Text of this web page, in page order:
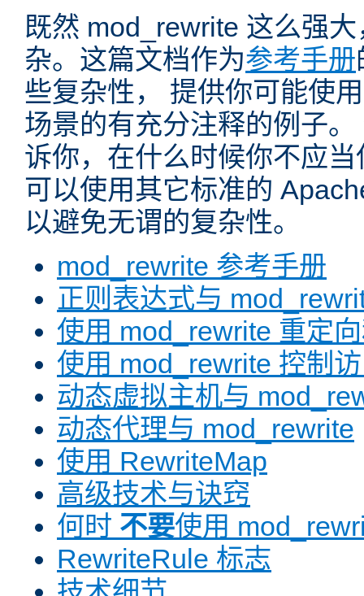
既然 mod_rewrite 这么强
杂。这篇文档作为参考手册
些复杂性， 提供你可能使
场景的有充分注释的例子
诉你，在什么时候你不应
可以使用其它标准的
以避免无谓的复杂性。
mod_rewrite 参考手册
正则表达式与
使用 mod_rewrite 重定
使用 mod_rewrite 控制
动态虚拟主机与
动态代理与 mod_rewrite
使用 RewriteMap
高级技术与诀窍
何时 不要使用
RewriteRule 标志